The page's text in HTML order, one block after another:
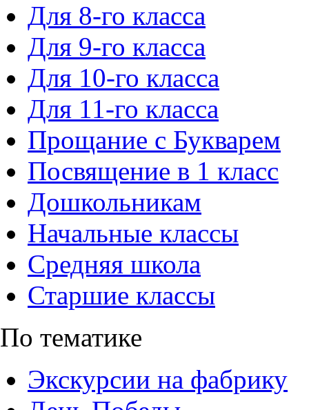
Для 8-го класса
Для 9-го класса
Для 10-го класса
Для 11-го класса
Прощание с Букварем
Посвящение в 1 класс
Дошкольникам
Начальные классы
Средняя школа
Старшие классы
По тематике
Экскурсии на фабрику